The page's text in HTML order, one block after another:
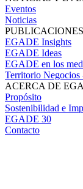
Eventos
Noticias
EGADE Insights
EGADE Ideas
EGADE en los
Territorio Negocios
ACERCA DE
Propósito
Sostenibilidad e
EGADE 30
Contacto